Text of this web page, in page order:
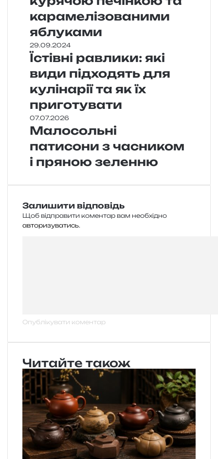
карамелізованими
яблуками
29.09.2024
Їстівні равлики: які
види підходять для
кулінарії та як їх
приготувати
07.07.2026
Малосольні
патисони з часником
і пряною зеленню
Залишити відповідь
Щоб відправити коментар вам необхідно
авторизуватись.
Читайте також